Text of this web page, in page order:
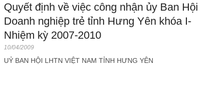
Quyết định về việc công nhận ủy Ban Hội
Doanh nghiệp trẻ tỉnh Hưng Yên khóa I-
Nhiệm kỳ 2007-2010
10/04/2009
UỶ BAN HỘI LHTN VIỆT NAM TỈNH HƯNG YÊN